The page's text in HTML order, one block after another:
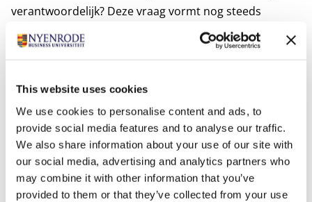
This website uses cookies
We use cookies to personalise content and ads, to
provide social media features and to analyse our traffic.
We also share information about your use of our site with
our social media, advertising and analytics partners who
may combine it with other information that you’ve
provided to them or that they’ve collected from your use
verantwoordelijk? Deze vraag vormt nog steeds
onderdeel van het debat. Voormalig olympiërs Patrick
van Luijk en Virgil Spier lieten de groep fysieke
communicatie en samenwerking niet zo
vanzelfsprekend zijn als ze lijken. Tenslotte gaf Marc
Teerlink MBA MBI van SAP een inkijkje in defuture of
work en de implicaties van AI op deworkforce. De
menselijke rol is en blijft heel belangrijk om
technologie te laten slagen. Met misschien wel de